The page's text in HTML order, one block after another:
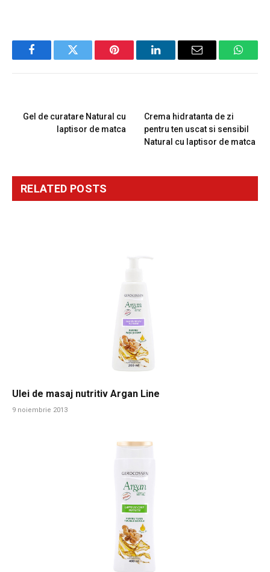
FacebookTwitter Pinterest LinkedInEmail
Gel de curatare Natural cu
laptisor de matca
Crema hidratanta de zi
pentru ten uscat si sensibil
Natural cu laptisor de matca
RELATED POSTS
Ulei de masaj nutritiv Argan Line
9 noiembrie 2013